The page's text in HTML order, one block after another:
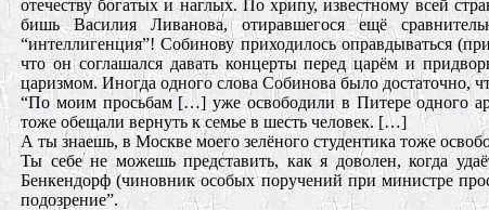
отечеству богатых и наглых. По хрипу, известному всей
бишь Василия Ливанова, отиравшегося ещё
“интеллигенция”! Собинову приходилось оправдываться
что он соглашался давать концерты перед царём и
царизмом. Иногда одного слова Собинова было достаточно,
“По моим просьбам […] уже освободили в Питере одного
тоже обещали вернуть к семье в шесть человек. […]
А ты знаешь, в Москве моего зелёного студентика тоже
Ты себе не можешь представить, как я доволен, когда
Бенкендорф (чиновник особых поручений при министре
подозрение”.